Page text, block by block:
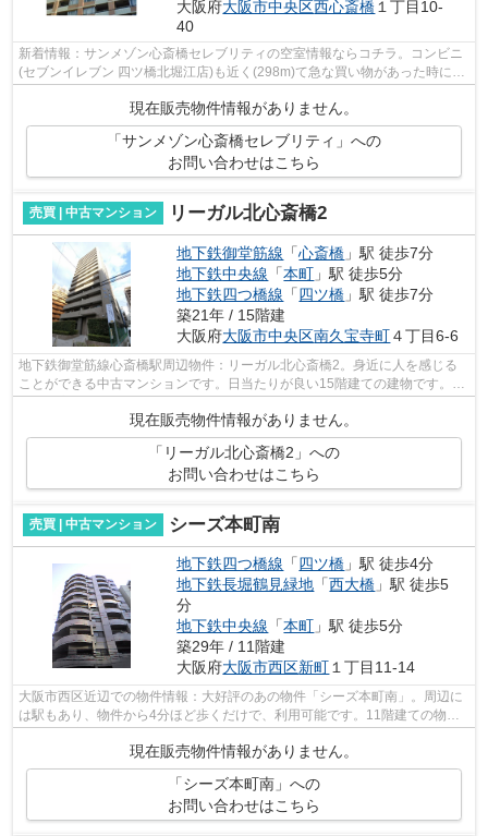
大阪府大阪市中央区西心斎橋１丁目10-
40
新着情報：サンメゾン心斎橋セレブリティの空室情報ならコチラ。コンビニ
(セブンイレブン 四ツ橋北堀江店)も近く(298m)て急な買い物があった時にも
現在販売物件情報がありません。
「サンメゾン心斎橋セレブリティ」への
お問い合わせはこちら
売買 | 中古マンション リーガル北心斎橋2
地下鉄御堂筋線 「心斎橋 」駅 徒歩7分
地下鉄中央線 「本町 」駅 徒歩5分
地下鉄四つ橋線 「四ツ橋 」駅 徒歩7分
築21年 / 15階建
大阪府大阪市中央区南久宝寺町４丁目6-6
地下鉄御堂筋線心斎橋駅周辺物件：リーガル北心斎橋2。身近に人を感じる
ことができる中古マンションです。日当たりが良い15階建ての建物です。ニ
現在販売物件情報がありません。
「リーガル北心斎橋2」への
お問い合わせはこちら
売買 | 中古マンション シーズ本町南
地下鉄四つ橋線 「四ツ橋 」駅 徒歩4分
地下鉄長堀鶴見緑地 「西大橋 」駅 徒歩5
分
地下鉄中央線 「本町 」駅 徒歩5分
築29年 / 11階建
大阪府大阪市西区新町 １丁目11-14
大阪市西区近辺での物件情報：大好評のあの物件「シーズ本町南」。周辺に
は駅もあり、物件から4分ほど歩くだけで、利用可能です。11階建ての物件
で周辺環境も良いです。コストも抑える...
現在販売物件情報がありません。
「シーズ本町南」への
お問い合わせはこちら